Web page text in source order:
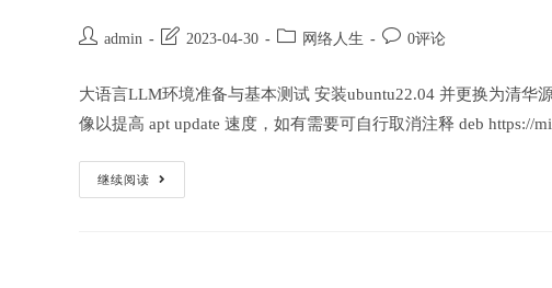
Post admin
Post
modified:
2023-04-30
Post 网络人生
Post 0评论
大语言LLM环境准备与基本测试 安装ubuntu22.04 并更换为清华
像以提高 apt update 速度，如有需要可自行取消注释 deb https://
继续阅读
大
语